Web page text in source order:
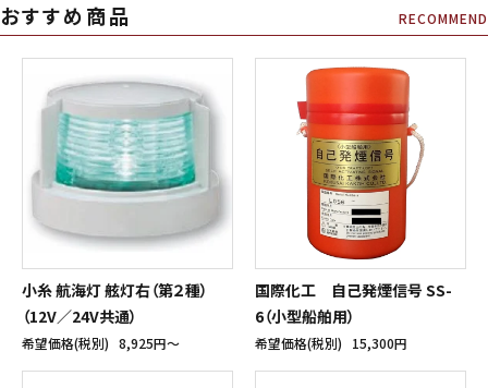
おすすめ商品 RECOMMEND
小糸 航海灯 舷灯右（第２種）
（12V／24V共通）
希望価格(税別) 8,925円〜
国際化工 自己発煙信号 SS-
6（小型船舶用）
希望価格(税別) 15,300円